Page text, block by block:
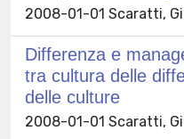
2008-01-01 Scaratti,
Differenza e
tra cultura delle
delle culture
2008-01-01 Scaratti,